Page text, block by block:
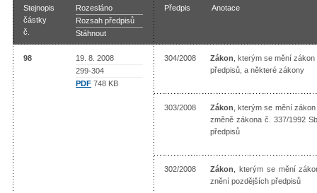
Stejnopis
částky
č.
Rozesláno
Rozsah předpisů
Stáhnout
Předpis Anotace
98
19. 8. 2008
299-304
PDF 748 KB
304/2008 Zákon , kterým se mění
předpisů, a některé zákony
303/2008 Zákon , kterým se mění
změně zákona č. 337/1992
předpisů
302/2008 Zákon , kterým se mění
znění pozdějších předpisů